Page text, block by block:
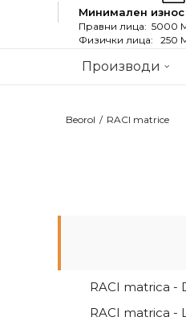
Минимален
Правни лица: 5000
Физички лица: 250
Производи
Beorol RACI matrice
RACI matrica -
RACI matrica -